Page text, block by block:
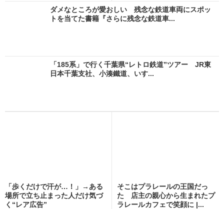
ダメなところが愛おしい 残念な鉄道車両にスポッ
トを当てた書籍『さらに残念な鉄道車...
「185系」で行く千葉県“レトロ鉄道”ツアー JR東
日本千葉支社、小湊鐵道、いす...
「歩くだけで汗が…！」→ある
場所で立ち止まった人だけ気づ
く“レア広告”
そこはプラレールの王国だっ
た 店主の親心から生まれたプ
ラレールカフェで笑顔に |...